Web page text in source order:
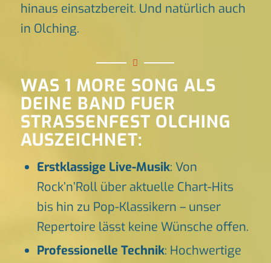
hinaus einsatzbereit. Und natürlich auch
in Olching.
WAS 1 MORE SONG ALS
DEINE BAND FUER
STRASSENFEST OLCHING
AUSZEICHNET:
Erstklassige Live-Musik: Von
Rock’n’Roll über aktuelle Chart-Hits
bis hin zu Pop-Klassikern – unser
Repertoire lässt keine Wünsche offen.
Professionelle Technik: Hochwertige